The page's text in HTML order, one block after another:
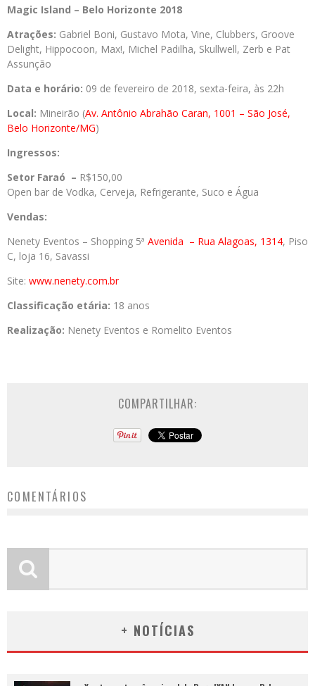
Magic Island – Belo Horizonte 2018
Atrações: Gabriel Boni, Gustavo Mota, Vine, Clubbers, Groove
Delight, Hippocoon, Max!, Michel Padilha, Skullwell, Zerb e Pat
Assunção
Data e horário: 09 de fevereiro de 2018, sexta-feira, às 22h
Local: Mineirão (Av. Antônio Abrahão Caran, 1001 – São José,
Belo Horizonte/MG)
Ingressos:
Setor Faraó – R$150,00
Open bar de Vodka, Cerveja, Refrigerante, Suco e Água
Vendas:
Nenety Eventos – Shopping 5ª Avenida – Rua Alagoas, 1314, Piso
C, loja 16, Savassi
Site: www.nenety.com.br
Classificação etária: 18 anos
Realização: Nenety Eventos e Romelito Eventos
COMPARTILHAR:
COMENTÁRIOS
+ NOTÍCIAS